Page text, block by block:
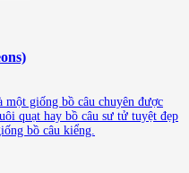
giống bồ câu chuyên được
quạt hay bồ câu sư tử tuyệt đẹp
bồ câu kiểng.